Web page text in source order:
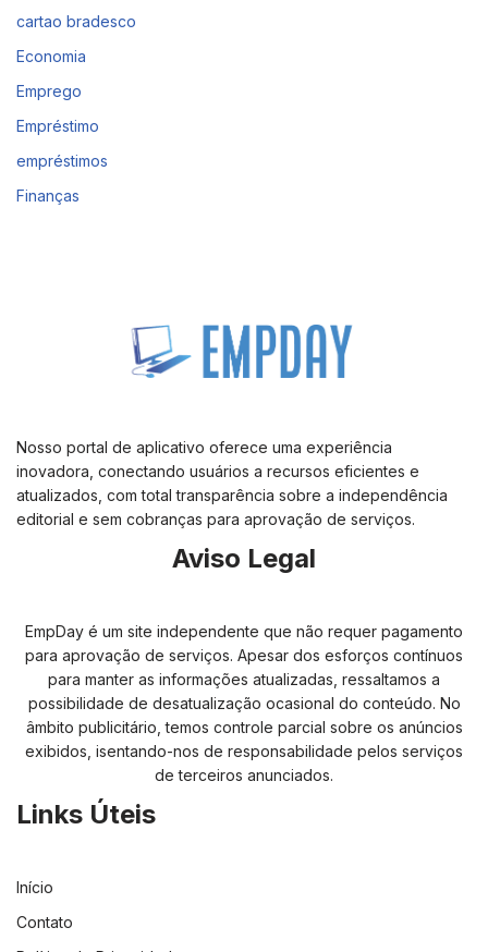
cartao bradesco
Economia
Emprego
Empréstimo
empréstimos
Finanças
Nosso portal de aplicativo oferece uma experiência
inovadora, conectando usuários a recursos eficientes e
atualizados, com total transparência sobre a independência
editorial e sem cobranças para aprovação de serviços.
Aviso Legal
EmpDay é um site independente que não requer pagamento
para aprovação de serviços. Apesar dos esforços contínuos
para manter as informações atualizadas, ressaltamos a
possibilidade de desatualização ocasional do conteúdo. No
âmbito publicitário, temos controle parcial sobre os anúncios
exibidos, isentando-nos de responsabilidade pelos serviços
de terceiros anunciados.
Links Úteis
Início
Contato